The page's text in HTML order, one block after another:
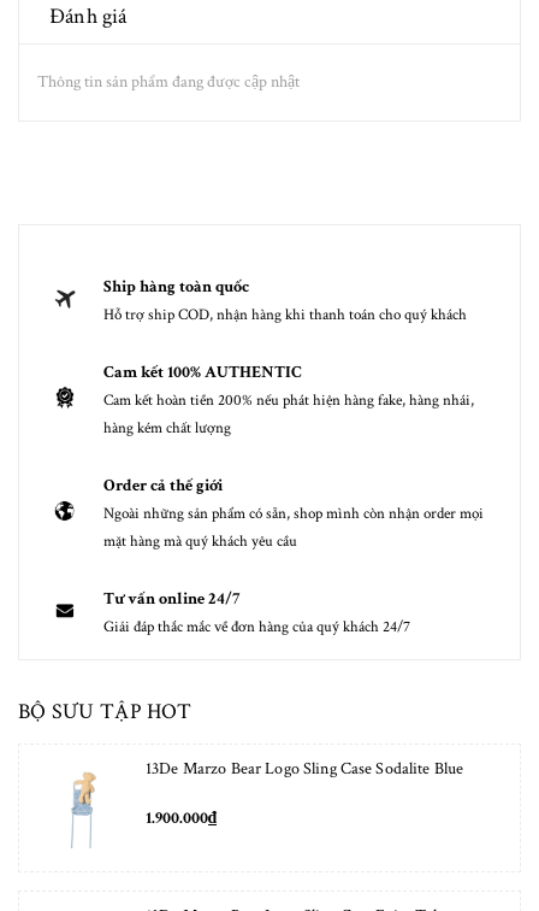
Đánh giá
Thông tin sản phẩm đang được cập nhật
Ship hàng toàn quốc
Hỗ trợ ship COD, nhận hàng khi thanh toán cho quý khách
Cam kết 100% AUTHENTIC
Cam kết hoàn tiền 200% nếu phát hiện hàng fake, hàng nhái,
hàng kém chất lượng
Order cả thế giới
Ngoài những sản phẩm có sẵn, shop mình còn nhận order mọi
mặt hàng mà quý khách yêu cầu
Tư vấn online 24/7
Giải đáp thắc mắc về đơn hàng của quý khách 24/7
BỘ SƯU TẬP HOT
13De Marzo Bear Logo Sling Case Sodalite Blue
1.900.000₫